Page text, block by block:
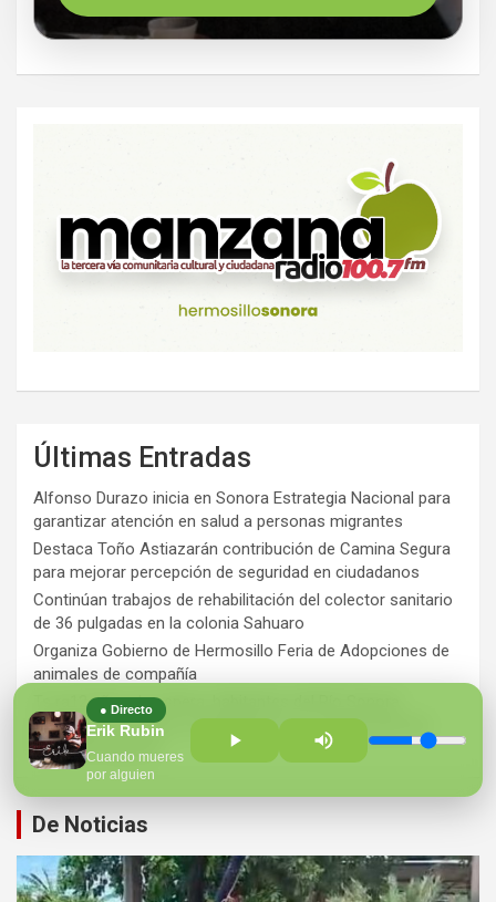
● Directo
Erik Rubin
Cuando mueres
por alguien
Últimas Entradas
Alfonso Durazo inicia en Sonora Estrategia Nacional para
garantizar atención en salud a personas migrantes
Destaca Toño Astiazarán contribución de Camina Segura
para mejorar percepción de seguridad en ciudadanos
Continúan trabajos de rehabilitación del colector sanitario
de 36 pulgadas en la colonia Sahuaro
Organiza Gobierno de Hermosillo Feria de Adopciones de
animales de compañía
Ts ra12 años de espera, habitantes del Río Sonora
agradecen a Durazo y Sheinbaum por construcción de
Hospital Regional
De Noticias